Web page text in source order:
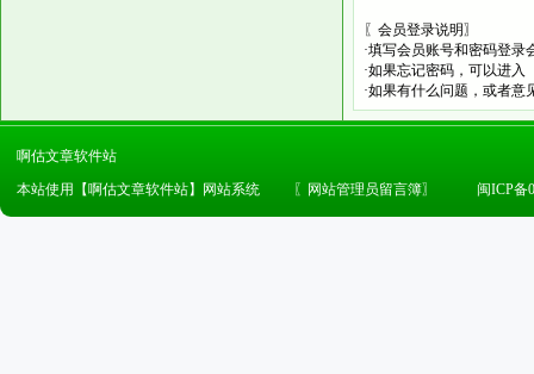
〖会员登录说明〗
·填写会员账号和密码登
·如果忘记密码，可以进
·如果有什么问题，或者意
啊估文章软件站
本站使用【啊估文章软件站】网站系统
〖 网站管理员留言簿〗 闽ICP备